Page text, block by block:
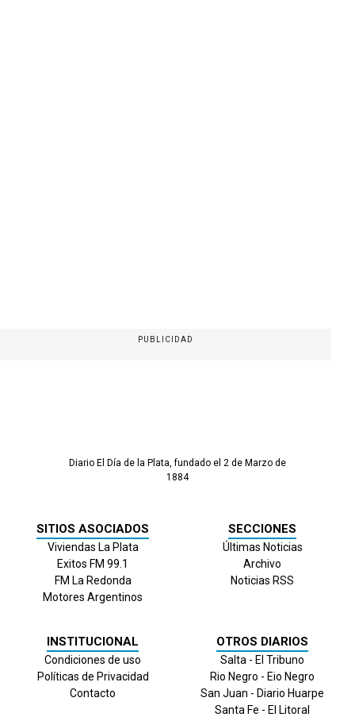
PUBLICIDAD
Diario El Día de la Plata, fundado el 2 de Marzo de
1884
SITIOS ASOCIADOS
Viviendas La Plata
Exitos FM 99.1
FM La Redonda
Motores Argentinos
SECCIONES
Últimas Noticias
Archivo
Noticias RSS
INSTITUCIONAL
Condiciones de uso
Políticas de Privacidad
Contacto
OTROS DIARIOS
Salta - El Tribuno
Rio Negro - Eio Negro
San Juan - Diario Huarpe
Santa Fe - El Litoral